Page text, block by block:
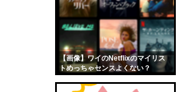
【画像】ワイのNetflixのマイリス
トめっちゃセンスよくない？